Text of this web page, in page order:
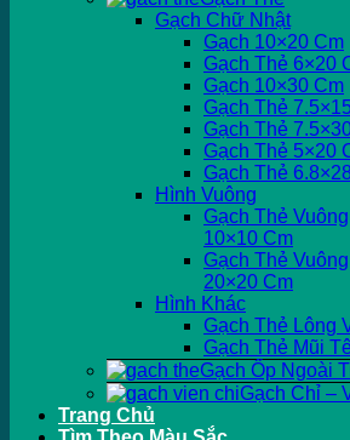
Gạch Chữ Nhật
Gạch 10×20 Cm
Gạch Thẻ 6×20
Gạch 10×30 Cm
Gạch Thẻ
Gạch Thẻ
Gạch Thẻ 5×20
Gạch Thẻ
Hình Vuông
Gạch Thẻ Vuông
10×10 Cm
Gạch Thẻ Vuông
20×20 Cm
Hình Khác
Gạch Thẻ Lông
Gạch Thẻ Mũi
Gạch Ốp Ngoài
Gạch Chỉ –
Trang Chủ